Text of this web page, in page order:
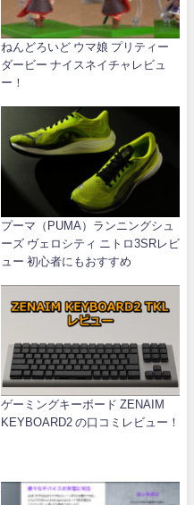
ねんどろいど ウマ娘 プリティー
ダービー ナイスネイチャレビュ
ー！
プーマ（PUMA）ランニングシュ
ーズ ヴェロシティ ニトロ3SRレビ
ュー 初心者にもおすすめ
ゲーミングキーボード ZENAIM
KEYBOARD2 の口コミレビュー！